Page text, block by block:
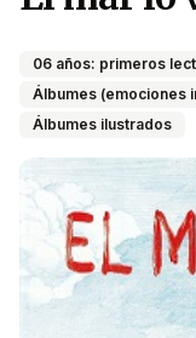
06 años: primeros
Álbumes (emociones
Álbumes ilustrados